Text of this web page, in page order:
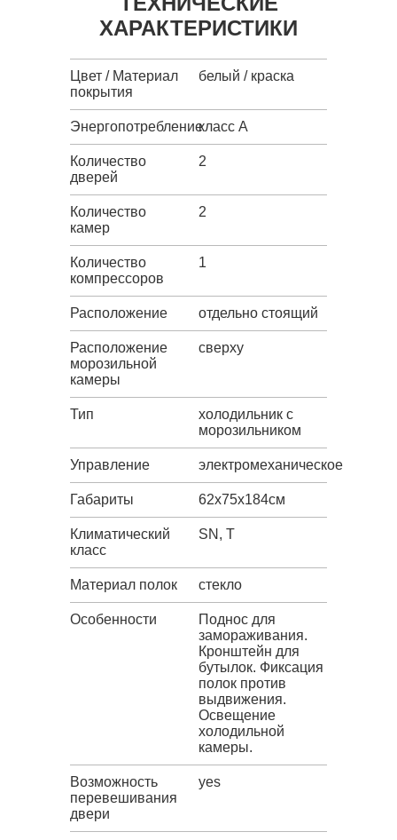
ХАРАКТЕРИСТИКИ
Цвет / Материал
покрытия
белый / краска
Энергопотреблениекласс A
Количество
дверей
2
Количество
камер
2
Количество
компрессоров
1
Расположение отдельно стоящий
Расположение
морозильной
камеры
сверху
Тип
холодильник с
морозильником
Управление электромеханическое
Габариты 62х75х184см
Климатический
класс
SN, T
Материал полок стекло
Особенности
Поднос для
замораживания.
Кронштейн для
бутылок. Фиксация
полок против
выдвижения.
Освещение
холодильной
камеры.
Возможность
перевешивания
двери
yes